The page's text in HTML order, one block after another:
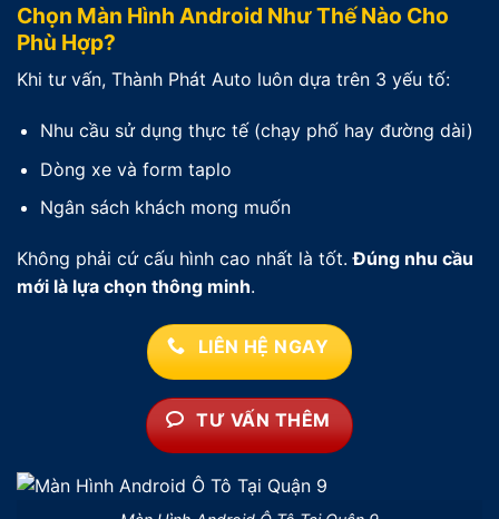
Chọn Màn Hình Android Như Thế Nào Cho
Phù Hợp?
Khi tư vấn, Thành Phát Auto luôn dựa trên 3 yếu tố:
Nhu cầu sử dụng thực tế (chạy phố hay đường dài)
Dòng xe và form taplo
Ngân sách khách mong muốn
Không phải cứ cấu hình cao nhất là tốt.Đúng nhu cầu
mới là lựa chọn thông minh.
LIÊN HỆ NGAY
TƯ VẤN THÊM